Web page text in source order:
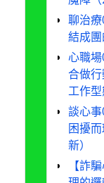
聊治
結成
心職
合做
工作型
談心
困擾
新）
【詐